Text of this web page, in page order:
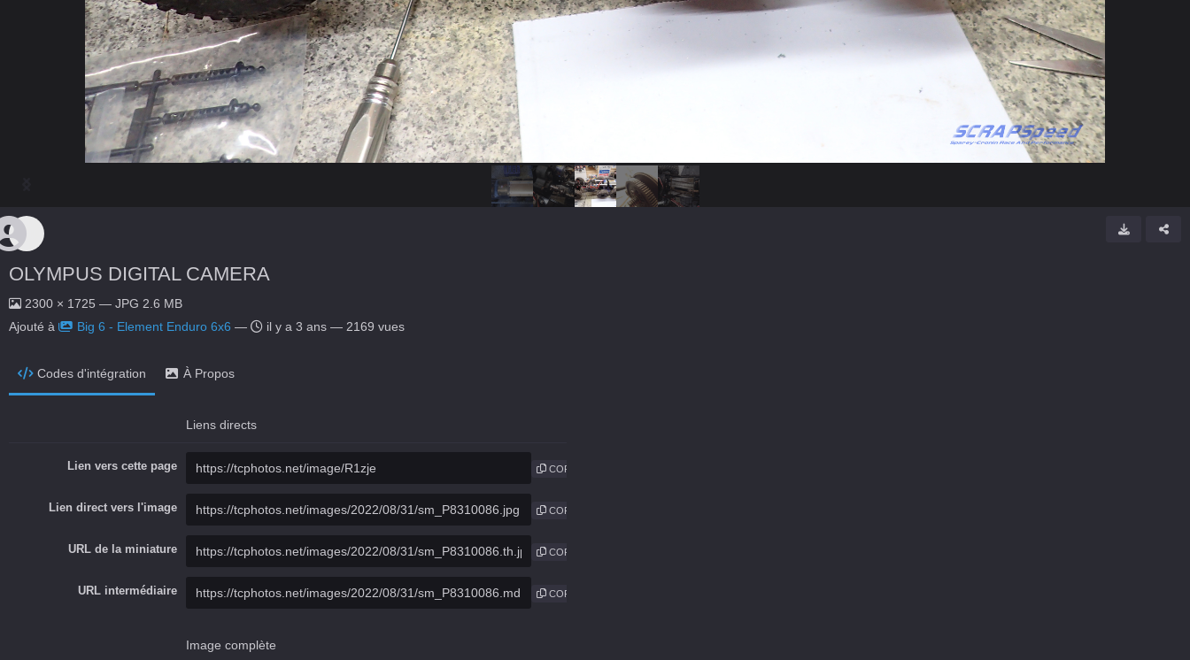
OLYMPUS DIGITAL CAMERA
2300 × 1725 — JPG 2.6 MB
Ajouté à
Big 6 - Element Enduro 6x6 — il y a 3 ans — 2169 vues
Codes d'intégration À Propos
Liens directs
Lien vers cette page COPIE
Lien direct vers l'image COPIE
URL de la miniature COPIE
URL intermédiaire COPIE
Image complète